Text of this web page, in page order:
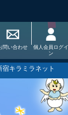
問い合わせ
個人会員ログイ
ン
キラミラネット